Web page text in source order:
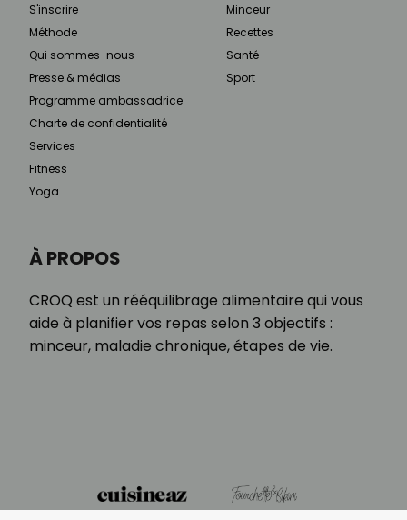
À PROPOS
CROQ est un rééquilibrage alimentaire qui vous
aide à planifier vos repas selon 3 objectifs :
minceur, maladie chronique, étapes de vie.
S'inscrire
Méthode
Qui sommes-nous
Presse & médias
Programme ambassadrice
Charte de confidentialité
Services
Fitness
Yoga
Minceur
Recettes
Santé
Sport